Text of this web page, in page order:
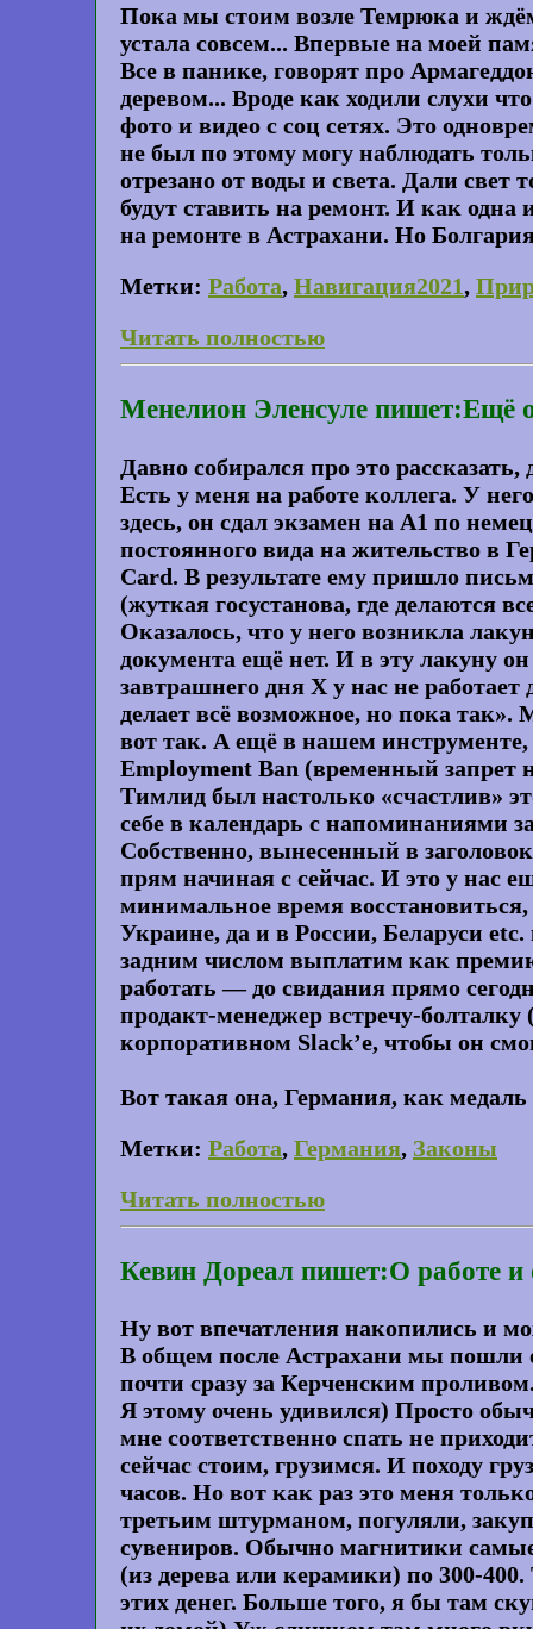
Пока мы стоим возле Темрюка и
устала совсем... Впервые на моей
Все в панике, говорят про
деревом... Вроде как ходили слухи
фото и видео с соц сетях. Это
не был по этому могу наблюдать
отрезано от воды и света. Дали свет
будут ставить на ремонт. И как
на ремонте в Астрахани. Но
Метки: Работа, Навигация2021,
Читать полностью
Менелион Эленсуле пишет:Ещё
Давно собирался про это
Есть у меня на работе коллега. У
здесь, он сдал экзамен на A1 по
постоянного вида на жительство в
Card. В результате ему пришло
(жуткая госустанова, где делаются
Оказалось, что у него возникла
документа ещё нет. И в эту лакуну
завтрашнего дня X у нас не
делает всё возможное, но пока так».
вот так. А ещё в нашем
Employment Ban (временный запрет
Тимлид был настолько «счастлив»
себе в календарь с напоминаниями
Собственно, вынесенный в
прям начиная с сейчас. И это у нас
минимальное время
Украине, да и в России, Беларуси
задним числом выплатим как
работать — до свидания прямо
продакт-менеджер встречу-болталку
корпоративном Slack’е, чтобы он
Вот такая она, Германия, как
Метки: Работа, Германия, Законы
Читать полностью
Кевин Дореал пишет:О работе и
Ну вот впечатления накопились и
В общем после Астрахани мы пошли
почти сразу за Керченским
Я этому очень удивился) Просто
мне соответственно спать не
сейчас стоим, грузимся. И походу
часов. Но вот как раз это меня
третьим штурманом, погуляли,
сувениров. Обычно магнитики
(из дерева или керамики) по 300-
этих денег. Больше того, я бы там